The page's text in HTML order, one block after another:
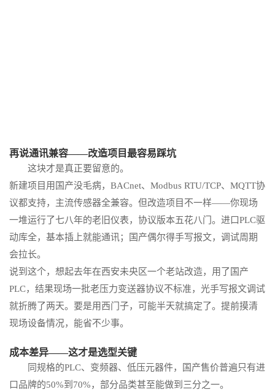
再说通讯兼容——改造项目最容易踩坑
这块才是真正要留意的。
新建项目用国产没毛病，BACnet、Modbus RTU/TCP、MQTT协
议都支持，主流传感器全兼容。但改造项目不一样——你现场
一堆运行了七八年的老旧仪表，协议版本五花八门。进口PLC驱
动库全，基本插上就能通讯；国产偶尔得手写报文，调试周期
会拉长。
说到这个，想起去年在西安未央区一个老站改造，用了国产
PLC，结果现场一批老压力变送器协议不标准，光手写报文调试
就折腾了两天。要是用西门子，可能半天就搞定了。提前摸清
现场设备情况，能省不少事。
成本差异——这才是选型关键
同规格的PLC、变频器、低压元器件，国产售价普遍只有进
口品牌的50%到70%，部分品类甚至能做到三分之一。